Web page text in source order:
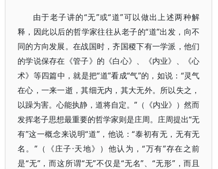
由于老子讲的“无”或“道”可以做出上述两种解
释，因此以后的哲学家往往从老子的“道”出发，向不
同的方向发展。在战国时，齐国稷下有一学派，他们
的学说保存在《管子》的《白心》、《内业》、《心
术》等四篇中，就是把“道”看成“气”的，如说：“灵气
在心，一来一逝，其细无内，其大无外。所以失之，
以躁为害。心能执静，道将自定。”（《内业》）然而
发挥老子思想最重要的哲学家则是庄周。庄周提出“无
有”这一概念来说明“道”，他说：“泰初有无，无有无
名。”（《庄子·天地》）他认为，“万有”存在之前
是“无”，而这所谓“无”不仅是“无名”、“无形”，而且